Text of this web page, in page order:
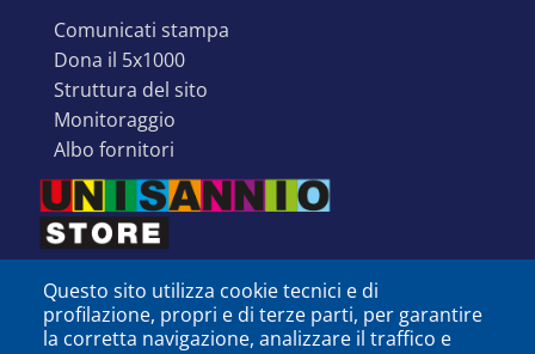
comunicati stampa
dona il 5x1000
struttura del sito
monitoraggio
albo fornitori
Questo sito utilizza cookie tecnici e di
profilazione, propri e di terze parti, per garantire
la corretta navigazione, analizzare il traffico e